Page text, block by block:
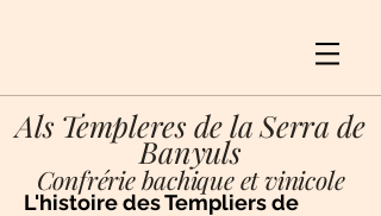
Als Templeres de la Serra de
Banyuls
Confrérie bachique et vinicole
L'histoire des Templiers de